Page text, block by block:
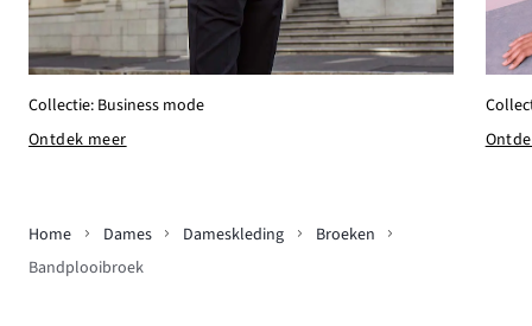
Collectie: Business mode
Ontdek meer
Home Dames Dameskleding
Broeken
Bandplooibroek